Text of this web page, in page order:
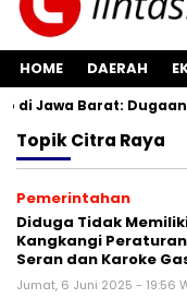
HOME DAERAH
Jawa Barat: Dugaan
TopikCitra Raya
Pemerintahan
Diduga Tidak
Kangkangi
Seran dan Karoke
Jumat, 6 Juni 2025 - 19:56